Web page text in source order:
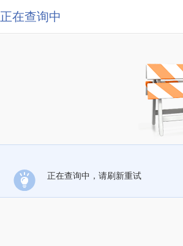
正在查询中
正在查询中，请刷新重试